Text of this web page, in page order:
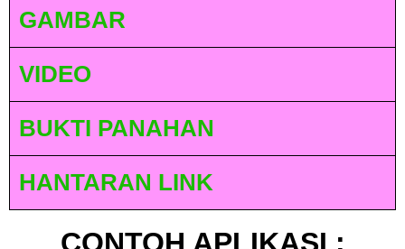
GAMBAR
VIDEO
BUKTI PANAHAN
HANTARAN LINK